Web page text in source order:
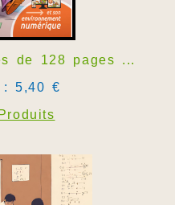
de 128 pages ...
: 5,40 €